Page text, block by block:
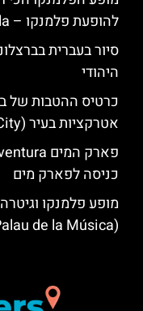
להופעת פלמנקו – Gran Gala
סיור בעברית
היהודי
כרטיס ההטבות של
אטרקציות בעיר (Go City)
כניסה לפארק מים
מופע פלמנקו
(Palau de la Música)